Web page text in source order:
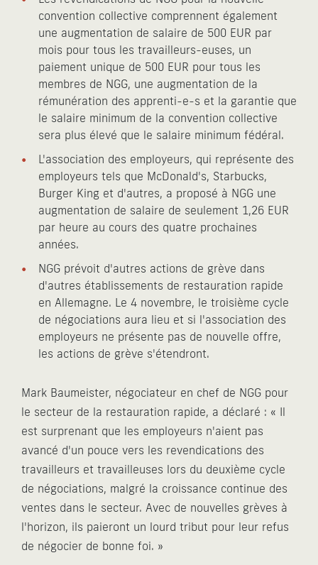
convention collective comprennent également
une augmentation de salaire de 500 EUR par
mois pour tous les travailleurs-euses, un
paiement unique de 500 EUR pour tous les
membres de NGG, une augmentation de la
rémunération des apprenti-e-s et la garantie que
le salaire minimum de la convention collective
sera plus élevé que le salaire minimum fédéral.
L'association des employeurs, qui représente des
employeurs tels que McDonald's, Starbucks,
Burger King et d'autres, a proposé à NGG une
augmentation de salaire de seulement 1,26 EUR
par heure au cours des quatre prochaines
années.
NGG prévoit d'autres actions de grève dans
d'autres établissements de restauration rapide
en Allemagne. Le 4 novembre, le troisième cycle
de négociations aura lieu et si l'association des
employeurs ne présente pas de nouvelle offre,
les actions de grève s'étendront.
Mark Baumeister, négociateur en chef de NGG pour
le secteur de la restauration rapide, a déclaré : « Il
est surprenant que les employeurs n'aient pas
avancé d'un pouce vers les revendications des
travailleurs et travailleuses lors du deuxième cycle
de négociations, malgré la croissance continue des
ventes dans le secteur. Avec de nouvelles grèves à
l'horizon, ils paieront un lourd tribut pour leur refus
de négocier de bonne foi. »